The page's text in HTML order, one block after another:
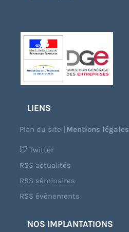
LIENS
Plan du site |Mentions légales
Twitter
RSS actualités
RSS séminaires
RSS évènements
NOS IMPLANTATIONS